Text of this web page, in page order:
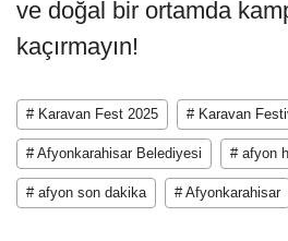
ve doğal bir ortamda
kaçırmayın!
# Karavan Fest 2025 # Karavan
# Afyonkarahisar Belediyesi # afyon
# afyon son dakika # Afyonkarahisar